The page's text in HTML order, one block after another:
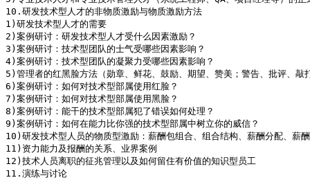
10.研发技术型人才的非物质激励与物质激励方法
1)研发技术型人才的需要
2)案例研讨：研发技术型人才受什么因素激励？
3)案例研讨：技术型团队的士气受哪些因素影响？
4)案例研讨：技术型团队的凝聚力受哪些因素影响？
5)管理者的红黑脸方法（勋章、鲜花、鼓励、期望、赞美；警告、批评、敲
6)案例研讨：如何对技术型部属使用红脸？
7)案例研讨：如何对技术型部属使用黑脸？
8)案例研讨：能干的技术型部属犯了错误如何处理？
9)案例研讨：如何在能力比你强的技术型部属中树立你的威信？
10)研发技术型人员的物质型激励：薪酬包组合、组合结构、薪酬分配、薪
11)资力能力及报酬的关系、业界案例
12)技术人员离职的征兆管理以及如何留住有价值的知识型员工
11.演练与讨论